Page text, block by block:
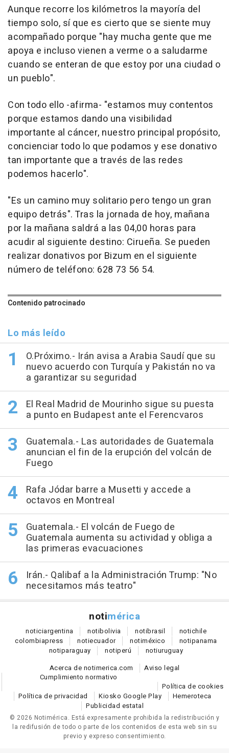
Aunque recorre los kilómetros la mayoría del
tiempo solo, sí que es cierto que se siente muy
acompañado porque "hay mucha gente que me
apoya e incluso vienen a verme o a saludarme
cuando se enteran de que estoy por una ciudad o
un pueblo".
Con todo ello -afirma- "estamos muy contentos
porque estamos dando una visibilidad
importante al cáncer, nuestro principal propósito,
concienciar todo lo que podamos y ese donativo
tan importante que a través de las redes
podemos hacerlo".
"Es un camino muy solitario pero tengo un gran
equipo detrás". Tras la jornada de hoy, mañana
por la mañana saldrá a las 04,00 horas para
acudir al siguiente destino: Cirueña. Se pueden
realizar donativos por Bizum en el siguiente
número de teléfono: 628 73 56 54.
Contenido patrocinado
Lo más leído
O.Próximo.- Irán avisa a Arabia Saudí que su
nuevo acuerdo con Turquía y Pakistán no va
a garantizar su seguridad
El Real Madrid de Mourinho sigue su puesta
a punto en Budapest ante el Ferencvaros
Guatemala.- Las autoridades de Guatemala
anuncian el fin de la erupción del volcán de
Fuego
Rafa Jódar barre a Musetti y accede a
octavos en Montreal
Guatemala.- El volcán de Fuego de
Guatemala aumenta su actividad y obliga a
las primeras evacuaciones
Irán.- Qalibaf a la Administración Trump: "No
necesitamos más teatro"
notimérica
noticiargentina notibolivia notibrasil notichile
colombiapress notiecuador notiméxico notipanama
notiparaguay notiperú notiuruguay
Acerca de notimerica.com
Aviso legal
Cumplimiento normativo
Política de cookies
Política de privacidad
Kiosko Google Play
Hemeroteca
Publicidad estatal
© 2026 Notimérica. Está expresamente prohibida la redistribución y
la redifusión de todo o parte de los contenidos de esta web sin su
previo y expreso consentimiento.